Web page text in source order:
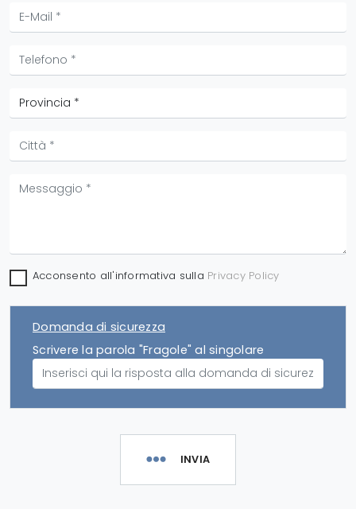
Acconsento all'informativa sulla Privacy Policy
Domanda di sicurezza
Scrivere la parola "Fragole" al singolare
INVIA